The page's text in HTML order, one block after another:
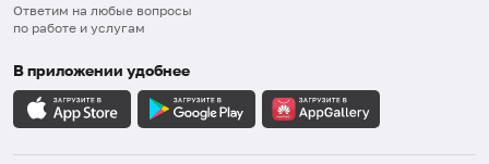
Ответим на любые вопросы
по работе и услугам
В приложении удобнее